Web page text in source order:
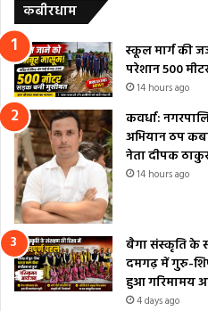
कबीरधाम
स्कूल मार्ग की
परेशान 500
14 hours ago
कवर्धा:
अभियान ठप
नेता दीपक
14 hours ago
बैगा संस्कृति के
दमगढ़ में गुरु-
हुआ गरिमामय
4 days ago